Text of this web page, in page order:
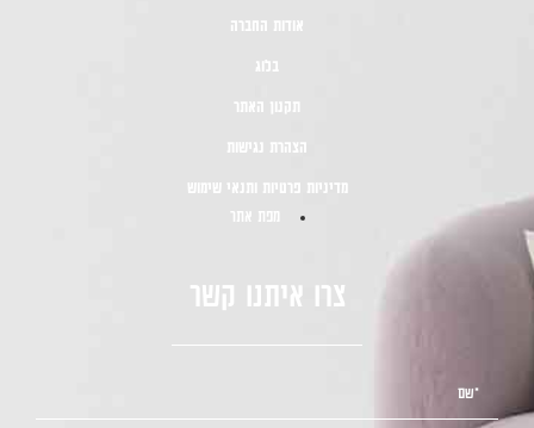
אודות החברה
בלוג
תקנון האתר
הצהרת נגישות
מדיניות פרטיות ותנאי שימוש
מפת אתר
צרו איתנו קשר